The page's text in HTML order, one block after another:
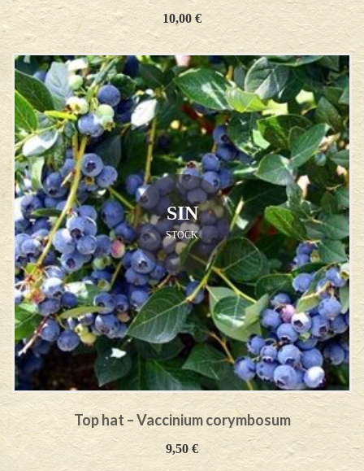
10,00€
SIN
STOCK
Top hat – Vaccinium corymbosum
9,50€